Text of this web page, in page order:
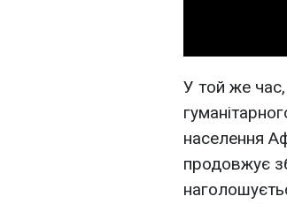
У той же
населення
продовжує